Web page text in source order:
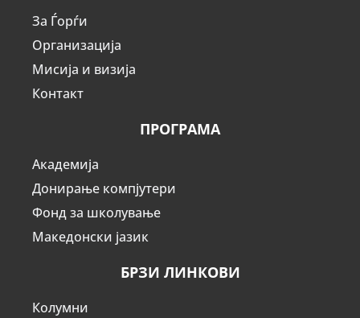
За Ѓорѓи
Организација
Мисија и визија
Контакт
ПРОГРАМА
Академија
Донирање компјутери
Фонд за школување
Македонски јазик
БРЗИ ЛИНКОВИ
Колумни